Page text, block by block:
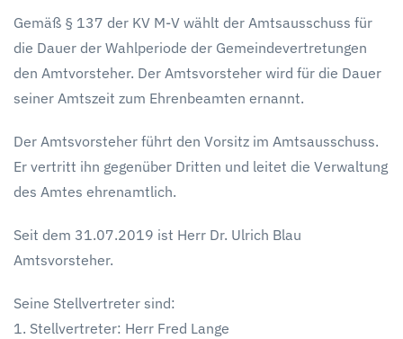
Gemäß § 137 der KV M-V wählt der Amtsausschuss für
die Dauer der Wahlperiode der Gemeindevertretungen
den Amtvorsteher. Der Amtsvorsteher wird für die Dauer
seiner Amtszeit zum Ehrenbeamten ernannt.
Der Amtsvorsteher führt den Vorsitz im Amtsausschuss.
Er vertritt ihn gegenüber Dritten und leitet die Verwaltung
des Amtes ehrenamtlich.
Seit dem 31.07.2019 ist Herr Dr. Ulrich Blau
Amtsvorsteher.
Seine Stellvertreter sind:
1. Stellvertreter: Herr Fred Lange